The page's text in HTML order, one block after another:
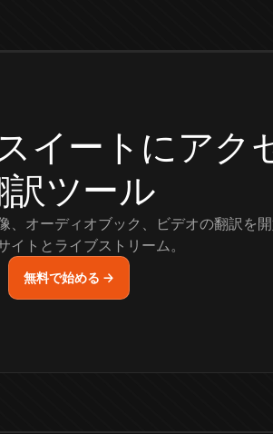
イートにアク
訳ツール
、オーディオブック、ビデオの翻訳を
イトとライブストリーム。
無料で始める →